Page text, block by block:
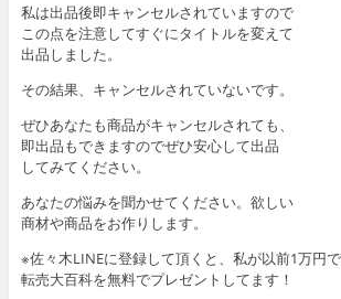
私は出品後即キャンセルされていますので
この点を注意してすぐにタイトルを変えて
出品しました。
その結果、キャンセルされていないです。
ぜひあなたも商品がキャンセルされても、
即出品もできますのでぜひ安心して出品
してみてください。
あなたの悩みを聞かせてください。欲しい
商材や商品をお作りします。
※佐々木LINEに登録して頂くと、私が以前1万円で
転売大百科を無料でプレゼントしてます！